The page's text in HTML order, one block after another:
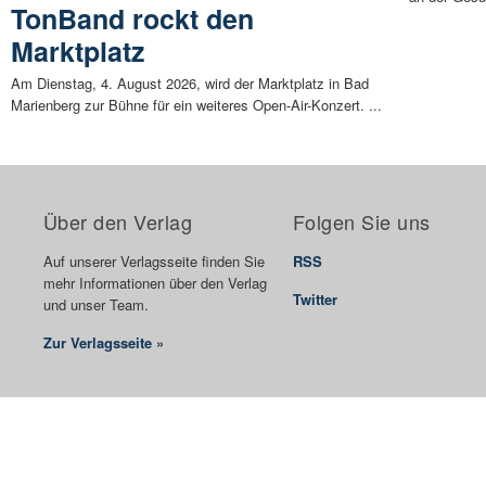
TonBand rockt den
Marktplatz
Am Dienstag, 4. August 2026, wird der Marktplatz in Bad
Marienberg zur Bühne für ein weiteres Open-Air-Konzert. ...
Über den Verlag
Auf unserer Verlagsseite finden Sie
mehr Informationen über den Verlag
und unser Team.
Zur Verlagsseite »
Folgen Sie uns
RSS
Twitter